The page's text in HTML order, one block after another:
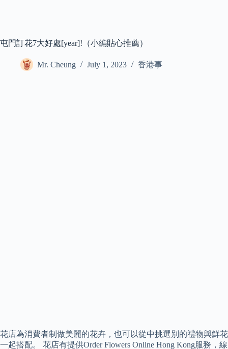
屯門訂花7大好處[year]!（小編貼心推薦）
Mr. Cheung July 1, 2023 香港事
花店為消費者制做美麗的花卉，也可以從中挑選別的禮物與鮮花
一起搭配。 花店有提供Order Flowers Online Hong Kong服務，線